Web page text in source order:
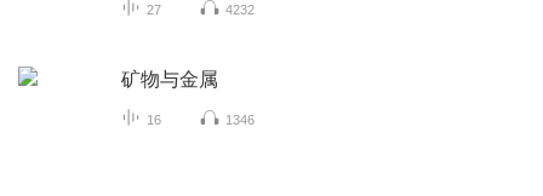
27 4232
矿物与金属
16 1346